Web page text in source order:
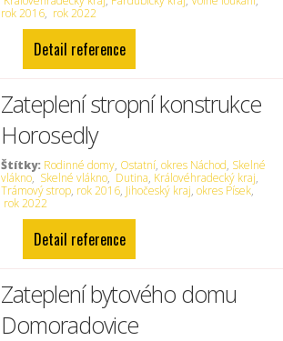
rok 2016, rok 2022
Detail reference
Zateplení stropní konstrukce
Horosedly
Štítky: Rodinné domy, Ostatní,okres Náchod, Skelné
vlákno, Skelné vlákno, Dutina, Královéhradecký kraj,
Trámový strop, rok 2016, Jihočeský kraj,okres Písek,
rok 2022
Detail reference
Zateplení bytového domu
Domoradovice